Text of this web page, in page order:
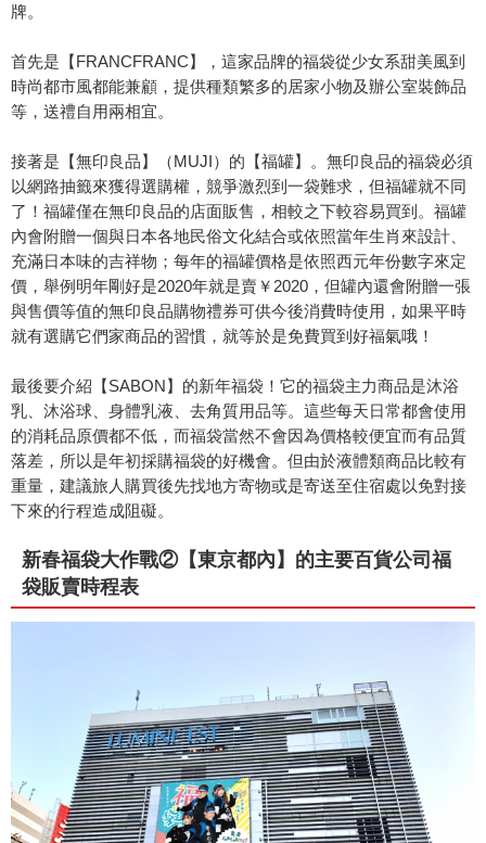
牌。
首先是【FRANCFRANC】，這家品牌的福袋從少女系甜美風到
時尚都市風都能兼顧，提供種類繁多的居家小物及辦公室裝飾品
等，送禮自用兩相宜。
接著是【無印良品】（MUJI）的【福罐】。無印良品的福袋必須
以網路抽籤來獲得選購權，競爭激烈到一袋難求，但福罐就不同
了！福罐僅在無印良品的店面販售，相較之下較容易買到。福罐
內會附贈一個與日本各地民俗文化結合或依照當年生肖來設計、
充滿日本味的吉祥物；每年的福罐價格是依照西元年份數字來定
價，舉例明年剛好是2020年就是賣￥2020，但罐內還會附贈一張
與售價等值的無印良品購物禮券可供今後消費時使用，如果平時
就有選購它們家商品的習慣，就等於是免費買到好福氣哦！
最後要介紹【SABON】的新年福袋！它的福袋主力商品是沐浴
乳、沐浴球、身體乳液、去角質用品等。這些每天日常都會使用
的消耗品原價都不低，而福袋當然不會因為價格較便宜而有品質
落差，所以是年初採購福袋的好機會。但由於液體類商品比較有
重量，建議旅人購買後先找地方寄物或是寄送至住宿處以免對接
下來的行程造成阻礙。
新春福袋大作戰②【東京都內】的主要百貨公司福
袋販賣時程表